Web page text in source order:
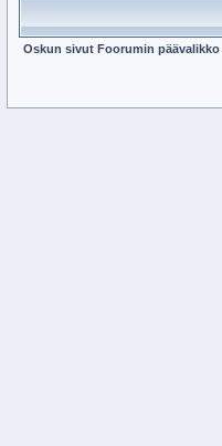
Oskun sivut Foorumin päävalikko